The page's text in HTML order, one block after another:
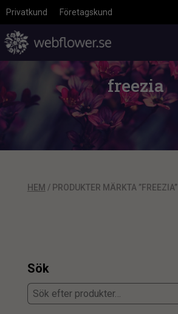
Privatkund Företagskund
freezia
HEM / PRODUKTER MÄRKTA ”FREEZIA”
Sök